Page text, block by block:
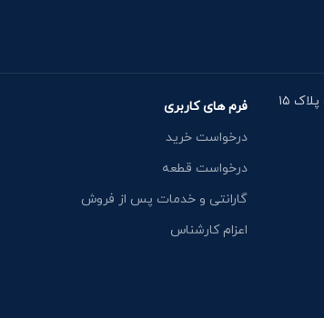
آدرس دفتر: خیابان مقدس اردبیلی، نبش خیابان شاد آور، پلاک ۱۵
فرم های کاربری
درخواست خرید
درخواست قطعه
گارانتی و خدمات پس از فروش
اعزام کارشناس